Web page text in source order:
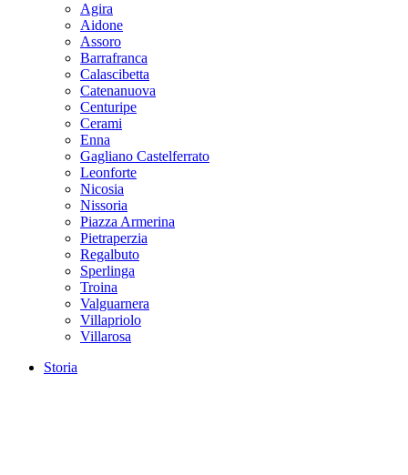
Agira
Aidone
Assoro
Barrafranca
Calascibetta
Catenanuova
Centuripe
Cerami
Enna
Gagliano Castelferrato
Leonforte
Nicosia
Nissoria
Piazza Armerina
Pietraperzia
Regalbuto
Sperlinga
Troina
Valguarnera
Villapriolo
Villarosa
Storia